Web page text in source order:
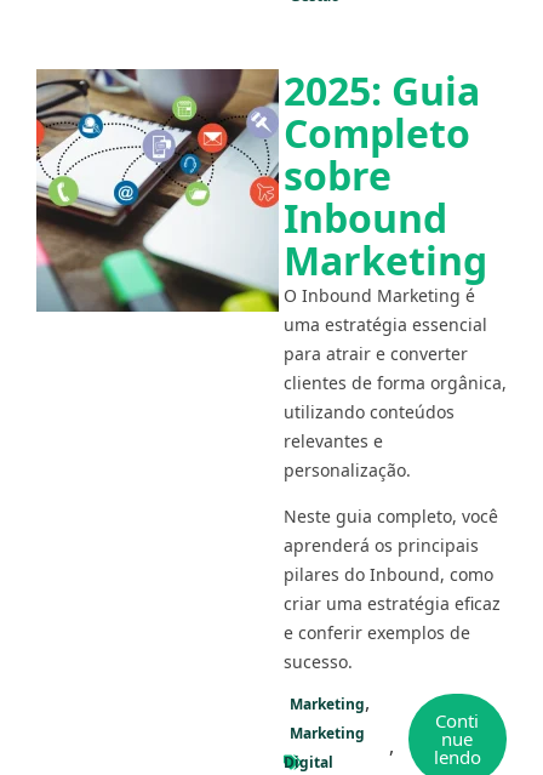
2025: Guia
Completo
sobre
Inbound
Marketing
O Inbound Marketing é
uma estratégia essencial
para atrair e converter
clientes de forma orgânica,
utilizando conteúdos
relevantes e
personalização.
Neste guia completo, você
aprenderá os principais
pilares do Inbound, como
criar uma estratégia eficaz
e conferir exemplos de
sucesso.
Marketing
Marketing
Digital
Conti
nue
lendo